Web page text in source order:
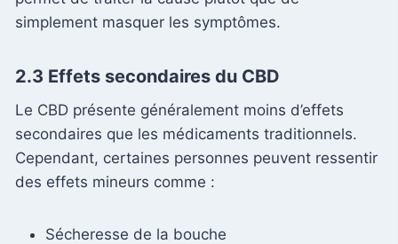
simplement masquer les symptômes.
2.3 Effets secondaires du CBD
Le CBD présente généralement moins d’effets
secondaires que les médicaments traditionnels.
Cependant, certaines personnes peuvent ressentir
des effets mineurs comme :
Sécheresse de la bouche